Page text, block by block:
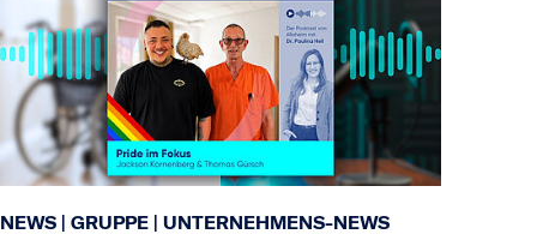
NEWS GRUPPE UNTERNEHMENS-NEWS